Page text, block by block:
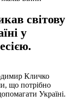
світову
у
Кличко
що потрібно
Україні.